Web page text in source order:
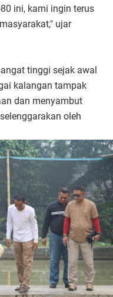
ini, kami ingin terus
ujar
tinggi sejak awal
kalangan tampak
dan menyambut
oleh